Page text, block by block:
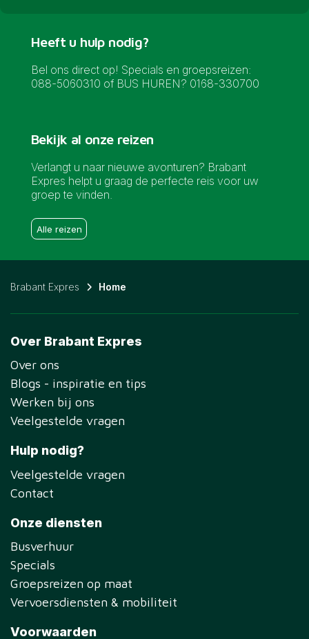
Heeft u hulp nodig?
Bel ons direct op! Specials en groepsreizen:
088-5060310 of BUS HUREN? 0168-330700
Bekijk al onze reizen
Verlangt u naar nieuwe avonturen? Brabant
Expres helpt u graag de perfecte reis voor uw
groep te vinden.
Alle reizen
Brabant Expres Home
Over Brabant Expres
Over ons
Blogs - inspiratie en tips
Werken bij ons
Veelgestelde vragen
Hulp nodig?
Veelgestelde vragen
Contact
Onze diensten
Busverhuur
Specials
Groepsreizen op maat
Vervoersdiensten & mobiliteit
Voorwaarden